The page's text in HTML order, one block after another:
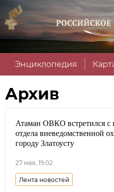
Энциклопедия
Архив
Атаман ОВКО встретился с
отдела вневедомственной
городу Златоусту
27 мая, 19:02
Лента новостей